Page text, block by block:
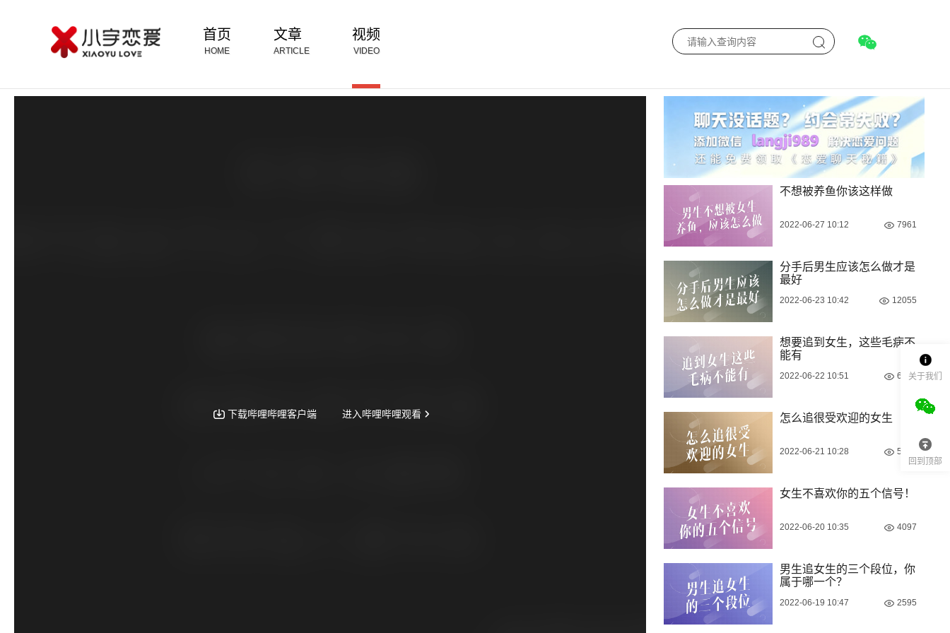
首页
HOME
文章
ARTICLE
视频
VIDEO
不想被养鱼你该这样做
2022-06-27 10:12 7961
分手后男生应该怎么做才是
最好
2022-06-23 10:42 12055
想要追到女生，这些毛病不
能有
2022-06-22 10:51 6932
怎么追很受欢迎的女生
2022-06-21 10:28 5223
女生不喜欢你的五个信号！
2022-06-20 10:35 4097
男生追女生的三个段位，你
属于哪一个？
2022-06-19 10:47 2595
关于我们
回到顶部